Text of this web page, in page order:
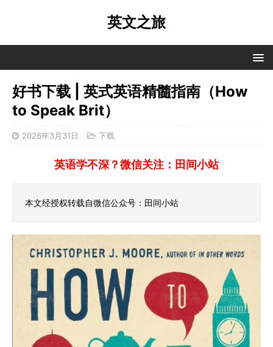
英文之旅
好书下载 | 英式英语精髓指南（How
to Speak Brit）
2026年3月31日 下载
英语学不深？微信关注：田间小站
本文经授权转载自微信公众号：田间小站